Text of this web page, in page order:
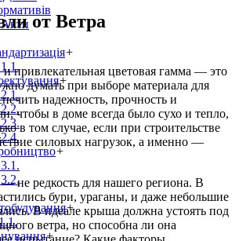
+
+
+
+
+
от Ветра
привлекательная цветовая гамма — это
думать при выборе материала для
надежность, прочность и
чтобы в доме всегда было сухо и тепло,
в том случае, если при строительстве
силовых нагрузок, а именно —
не редкость для нашего региона. В
бури, ураганы, и даже небольшие
В идеале крыша должна устоять под
ветра, но способна ли она